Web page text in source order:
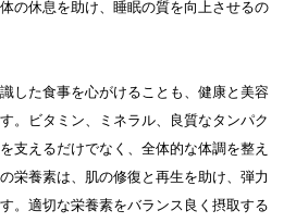
の休息を助け、睡眠の質を向上させるの
した食事を心がけることも、健康と美容
。ビタミン、ミネラル、良質なタンパク
支えるだけでなく、全体的な体調を整え
栄養素は、肌の修復と再生を助け、弾力
。適切な栄養素をバランス良く摂取する